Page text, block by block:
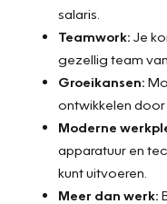
salaris.
Teamwork: Je
gezellig team
Groeikansen:
ontwikkelen door
Moderne
apparatuur en
kunt uitvoeren.
Meer dan werk: